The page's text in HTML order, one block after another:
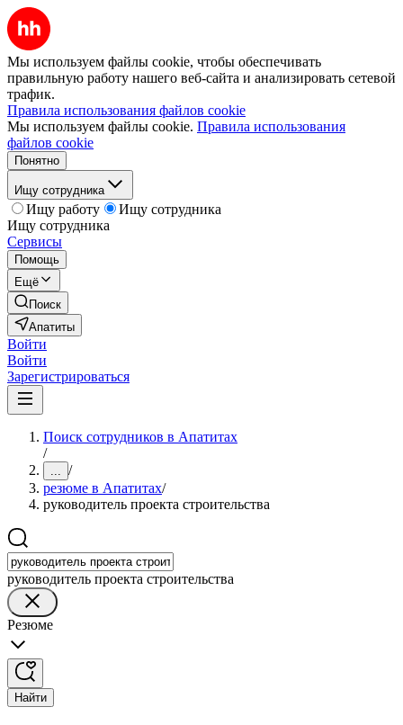
Мы используем файлы cookie, чтобы обеспечивать
правильную работу нашего веб-сайта и анализировать сетевой
трафик.
Правила использования файлов cookie
Мы используем файлы cookie. Правила использования
файлов cookie
Понятно
Ищу сотрудника
Ищу работу
Ищу сотрудника
Ищу сотрудника
Сервисы
Помощь
Ещё
Поиск
Апатиты
Войти
Войти
Зарегистрироваться
Поиск сотрудников в Апатитах
/
... /
резюме в Апатитах/
руководитель проекта строительства
руководитель проекта строительства
Резюме
Найти